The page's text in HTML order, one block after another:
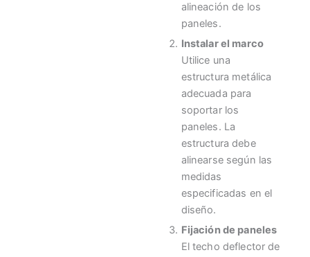
alineación de los
paneles.
Instalar el marco
Utilice una
estructura metálica
adecuada para
soportar los
paneles. La
estructura debe
alinearse según las
medidas
especificadas en el
diseño.
Fijación de paneles
El techo deflector de